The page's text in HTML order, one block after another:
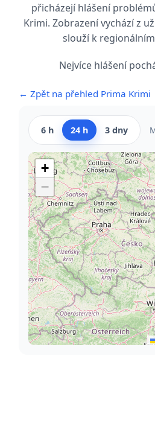
přicházejí hlášení
Krimi. Zobrazení vychází z
slouží k
Nejvíce hlášení
← Zpět na přehled Prima Krimi
6 h 24 h 3 dny
+
−